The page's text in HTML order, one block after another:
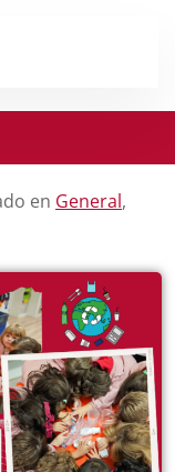
en General,